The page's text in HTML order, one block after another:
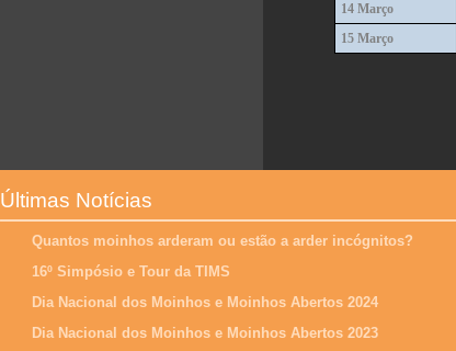
14 Março
15 Março
Últimas Notícias
Quantos moinhos arderam ou estão a arder incógnitos?
16º Simpósio e Tour da TIMS
Dia Nacional dos Moinhos e Moinhos Abertos 2024
Dia Nacional dos Moinhos e Moinhos Abertos 2023